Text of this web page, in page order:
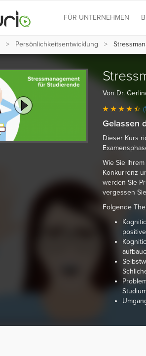
FÜR UNTERNEHMEN
Persönlichkeits­entwicklung
Von Dr.
Gelassen
Dieser Kurs
Wie Sie
Konkurrenz
werden Sie
vergessen
Folgende